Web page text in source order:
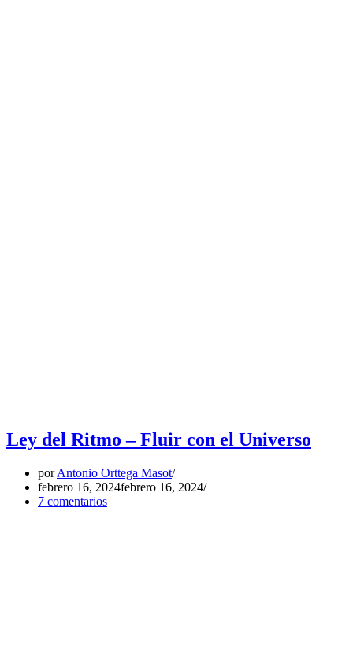
Ley del Ritmo – Fluir con el Universo
porAntonio Orttega Masot
febrero 16, 2024febrero 16, 2024
7 comentarios